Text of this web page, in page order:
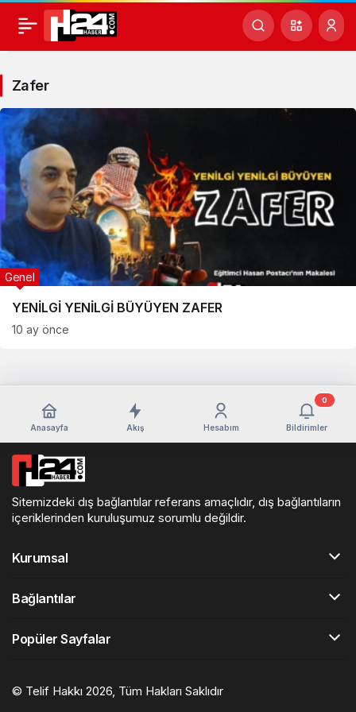
Zafer
Haberleri
Zafer
YENİLGİ YENİLGİ BÜYÜYEN ZAFER
Genel
10 ay önce
Anasayfa Akış Hesabım Bildirimler
0
Sitemizdeki dış bağlantılar referans amaçlıdır, dış bağlantıların
içeriklerinden kuruluşumuz sorumlu değildir.
Kurumsal
Bağlantılar
Popüler Sayfalar
© Telif Hakkı 2026, Tüm Hakları Saklıdır